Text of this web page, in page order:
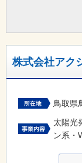
株式会社アク
鳥取県
太陽光
ン系・